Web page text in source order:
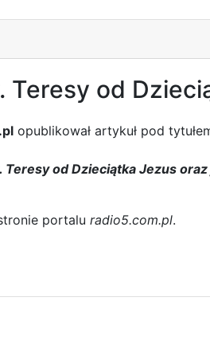
Teresy od
opublikował artykuł pod
od Dzieciątka Jezus
portalu radio5.com.pl.